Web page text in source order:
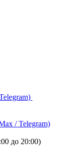
/ Telegram)
до 20:00)